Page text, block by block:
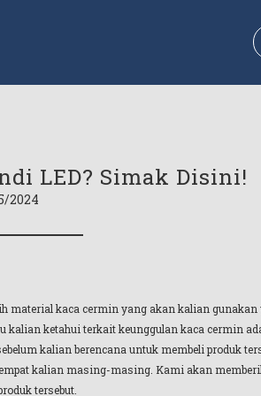
LED? Simak Disini!
2024
kaca cermin yang akan kalian
ketahui terkait keunggulan kaca cermin
kalian berencana untuk membeli produk
kalian masing-masing. Kami akan
tersebut.